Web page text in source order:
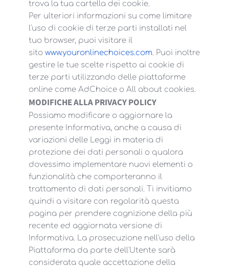
trova la tua cartella dei cookie.
Per ulteriori informazioni su come limitare
l'uso di cookie di terze parti installati nel
tuo browser, puoi visitare il
sito www.youronlinechoices.com. Puoi inoltre
gestire le tue scelte rispetto ai cookie di
terze parti utilizzando delle piattaforme
online come AdChoice o All about cookies.
MODIFICHE ALLA PRIVACY POLICY
Possiamo modificare o aggiornare la
presente Informativa, anche a causa di
variazioni delle Leggi in materia di
protezione dei dati personali o qualora
dovessimo implementare nuovi elementi o
funzionalità che comporteranno il
trattamento di dati personali. Ti invitiamo
quindi a visitare con regolarità questa
pagina per prendere cognizione della più
recente ed aggiornata versione di
Informativa. La prosecuzione nell'uso della
Piattaforma da parte dell'Utente sarà
considerata quale accettazione della